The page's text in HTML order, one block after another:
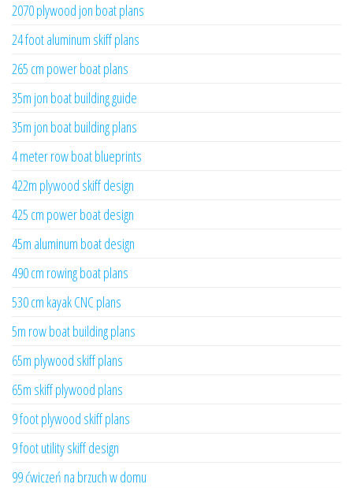
2070 plywood jon boat plans
24 foot aluminum skiff plans
265 cm power boat plans
35m jon boat building guide
35m jon boat building plans
4 meter row boat blueprints
422m plywood skiff design
425 cm power boat design
45m aluminum boat design
490 cm rowing boat plans
530 cm kayak CNC plans
5m row boat building plans
65m plywood skiff plans
65m skiff plywood plans
9 foot plywood skiff plans
9 foot utility skiff design
99 ćwiczeń na brzuch w domu